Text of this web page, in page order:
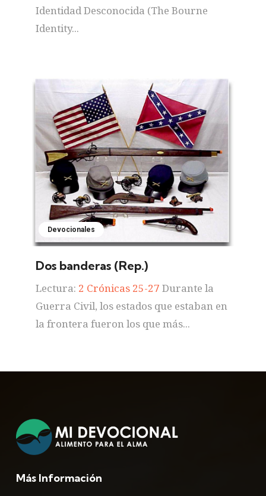
Identidad Desconocida (The Bourne
Identity...
Devocionales
Dos banderas (Rep.)
Lectura: 2 Crónicas 25-27 Durante la
Guerra Civil, los estados que estaban en
la frontera fueron los que más...
Más Información